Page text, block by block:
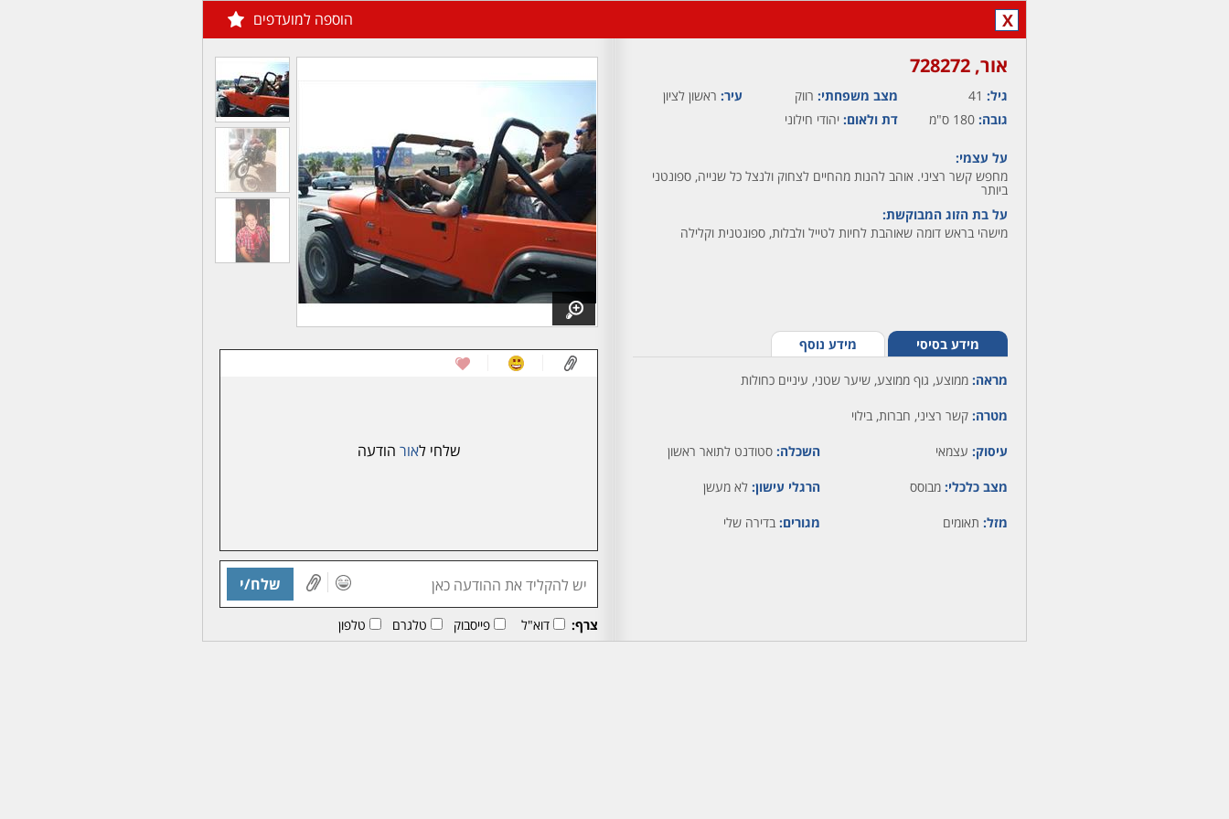
X הוספה למועדפים
אור,‏ 728272
גיל: 41 מצב משפחתי: רווק עיר: ראשון לציון
גובה: 180 ס"מ דת ולאום: יהודי חילוני
על עצמי:
מחפש קשר רציני. אוהב להנות מהחיים לצחוק ולנצל כל שנייה, ספונטני
ביותר
על בת הזוג המבוקשת:
מישהי בראש דומה שאוהבת לחיות לטייל ולבלות, ספונטנית וקלילה
מידע בסיסי מידע נוסף
מראה: ממוצע, גוף ממוצע, שיער שטני, עיניים כחולות
מטרה: קשר רציני, חברות, בילוי
עיסוק: עצמאי השכלה: סטודנט לתואר ראשון
מצב כלכלי: מבוסס הרגלי עישון: לא מעשן
מזל: תאומים מגורים: בדירה שלי
שלחי לאור הודעה
שלח/י
צרף: דוא"ל פייסבוק טלגרם טלפון